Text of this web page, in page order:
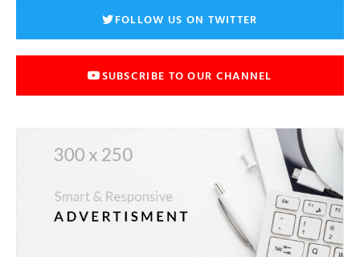
FOLLOW US ON TWITTER
SUBSCRIBE TO OUR CHANNEL